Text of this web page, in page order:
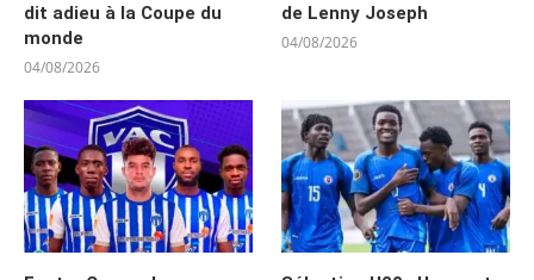
dit adieu à la Coupe du
monde
04/08/2026
de Lenny Joseph
04/08/2026